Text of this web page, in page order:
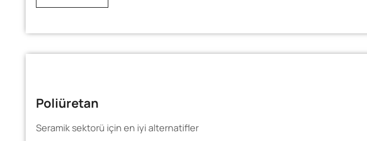
Poliüretan
Seramik sektorü için en iyi alternatifler